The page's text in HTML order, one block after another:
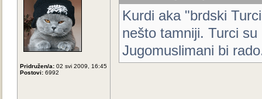
Pridružen/a: 02 svi 2009, 16:45
Postovi: 6992
Kurdi aka "brdski
nešto tamniji. Turci
Jugomuslimani bi